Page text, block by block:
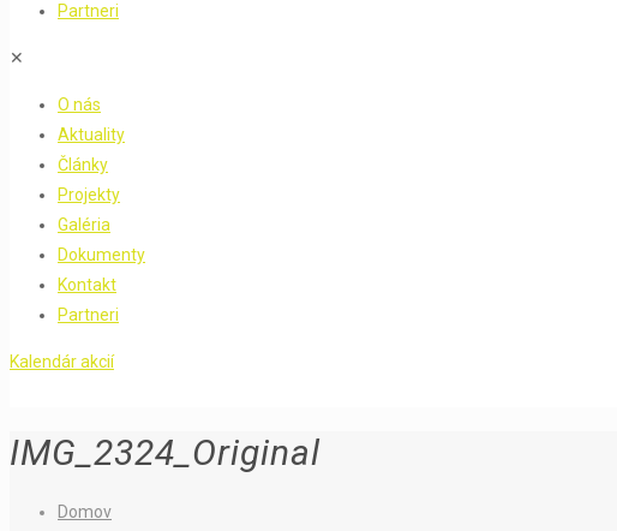
Partneri
✕
O nás
Aktuality
Články
Projekty
Galéria
Dokumenty
Kontakt
Partneri
Kalendár akcií
IMG_2324_Original
Domov